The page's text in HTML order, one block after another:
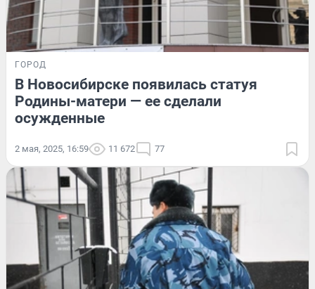
ГОРОД
В Новосибирске появилась статуя
Родины-матери — ее сделали
осужденные
2 мая, 2025, 16:59 11 672 77